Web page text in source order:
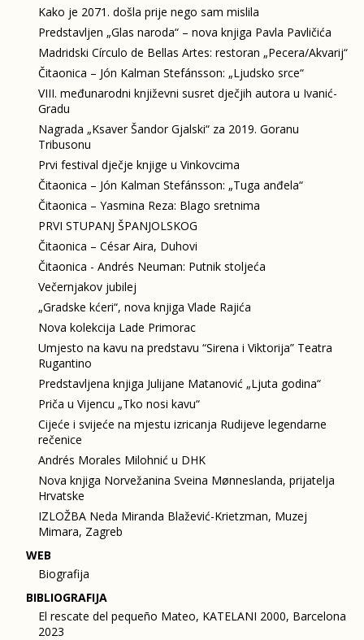
Kako je 2071. došla prije nego sam mislila
Predstavljen „Glas naroda“ – nova knjiga Pavla Pavličića
Madridski Círculo de Bellas Artes: restoran „Pecera/Akvarij“
Čitaonica – Jón Kalman Stefánsson: „Ljudsko srce“
VIII. međunarodni književni susret dječjih autora u Ivanić-
Gradu
Nagrada „Ksaver Šandor Gjalski“ za 2019. Goranu
Tribusonu
Prvi festival dječje knjige u Vinkovcima
Čitaonica – Jón Kalman Stefánsson: „Tuga anđela“
Čitaonica – Yasmina Reza: Blago sretnima
PRVI STUPANJ ŠPANJOLSKOG
Čitaonica – César Aira, Duhovi
Čitaonica - Andrés Neuman: Putnik stoljeća
Večernjakov jubilej
„Gradske kćeri“, nova knjiga Vlade Rajića
Nova kolekcija Lade Primorac
Umjesto na kavu na predstavu “Sirena i Viktorija” Teatra
Rugantino
Predstavljena knjiga Julijane Matanović „Ljuta godina“
Priča u Vijencu „Tko nosi kavu“
Cijeće i svijeće na mjestu izricanja Rudijeve legendarne
rečenice
Andrés Morales Milohnić u DHK
Nova knjiga Norvežanina Sveina Mønneslanda, prijatelja
Hrvatske
IZLOŽBA Neda Miranda Blažević-Krietzman, Muzej
Mimara, Zagreb
WEB
Biografija
BIBLIOGRAFIJA
El rescate del pequeño Mateo, KATELANI 2000, Barcelona
2023